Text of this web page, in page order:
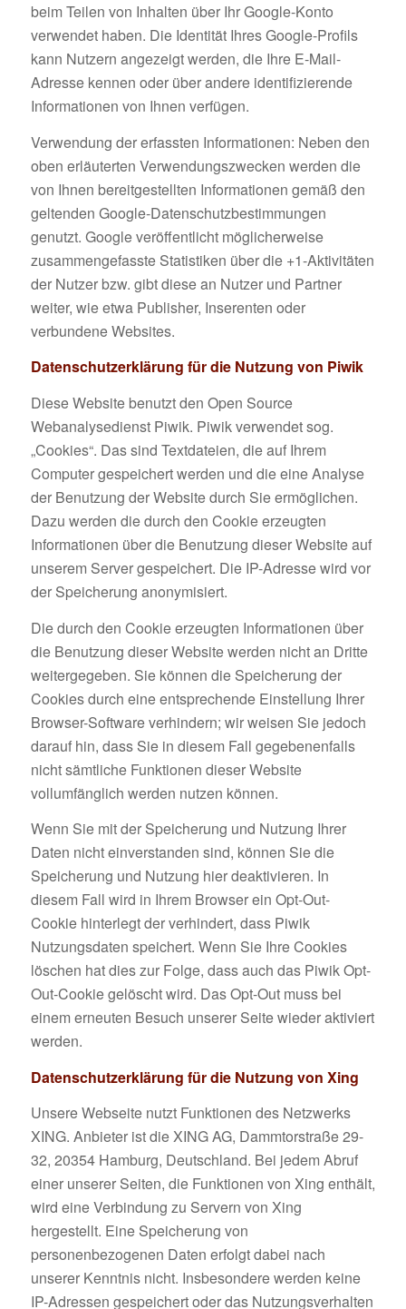
beim Teilen von Inhalten über Ihr Google-Konto
verwendet haben. Die Identität Ihres Google-Profils
kann Nutzern angezeigt werden, die Ihre E-Mail-
Adresse kennen oder über andere identifizierende
Informationen von Ihnen verfügen.
Verwendung der erfassten Informationen: Neben den
oben erläuterten Verwendungszwecken werden die
von Ihnen bereitgestellten Informationen gemäß den
geltenden Google-Datenschutzbestimmungen
genutzt. Google veröffentlicht möglicherweise
zusammengefasste Statistiken über die +1-Aktivitäten
der Nutzer bzw. gibt diese an Nutzer und Partner
weiter, wie etwa Publisher, Inserenten oder
verbundene Websites.
Datenschutzerklärung für die Nutzung von Piwik
Diese Website benutzt den Open Source
Webanalysedienst Piwik. Piwik verwendet sog.
„Cookies“. Das sind Textdateien, die auf Ihrem
Computer gespeichert werden und die eine Analyse
der Benutzung der Website durch Sie ermöglichen.
Dazu werden die durch den Cookie erzeugten
Informationen über die Benutzung dieser Website auf
unserem Server gespeichert. Die IP-Adresse wird vor
der Speicherung anonymisiert.
Die durch den Cookie erzeugten Informationen über
die Benutzung dieser Website werden nicht an Dritte
weitergegeben. Sie können die Speicherung der
Cookies durch eine entsprechende Einstellung Ihrer
Browser-Software verhindern; wir weisen Sie jedoch
darauf hin, dass Sie in diesem Fall gegebenenfalls
nicht sämtliche Funktionen dieser Website
vollumfänglich werden nutzen können.
Wenn Sie mit der Speicherung und Nutzung Ihrer
Daten nicht einverstanden sind, können Sie die
Speicherung und Nutzung hier deaktivieren. In
diesem Fall wird in Ihrem Browser ein Opt-Out-
Cookie hinterlegt der verhindert, dass Piwik
Nutzungsdaten speichert. Wenn Sie Ihre Cookies
löschen hat dies zur Folge, dass auch das Piwik Opt-
Out-Cookie gelöscht wird. Das Opt-Out muss bei
einem erneuten Besuch unserer Seite wieder aktiviert
werden.
Datenschutzerklärung für die Nutzung von Xing
Unsere Webseite nutzt Funktionen des Netzwerks
XING. Anbieter ist die XING AG, Dammtorstraße 29-
32, 20354 Hamburg, Deutschland. Bei jedem Abruf
einer unserer Seiten, die Funktionen von Xing enthält,
wird eine Verbindung zu Servern von Xing
hergestellt. Eine Speicherung von
personenbezogenen Daten erfolgt dabei nach
unserer Kenntnis nicht. Insbesondere werden keine
IP-Adressen gespeichert oder das Nutzungsverhalten